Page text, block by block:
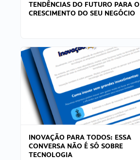
TENDÊNCIAS DO FUTURO PARA O
CRESCIMENTO DO SEU NEGÓCIO
INOVAÇÃO PARA TODOS: ESSA
CONVERSA NÃO É SÓ SOBRE
TECNOLOGIA